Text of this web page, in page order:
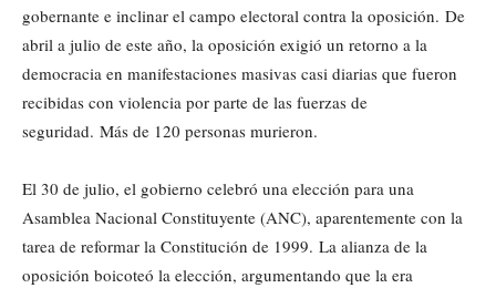
gobernante e inclinar el campo electoral contra la oposición. De
abril a julio de este año, la oposición exigió un retorno a la
democracia en manifestaciones masivas casi diarias que fueron
recibidas con violencia por parte de las fuerzas de
seguridad. Más de 120 personas murieron.
El 30 de julio, el gobierno celebró una elección para una
Asamblea Nacional Constituyente (ANC), aparentemente con la
tarea de reformar la Constitución de 1999. La alianza de la
oposición boicoteó la elección, argumentando que la era